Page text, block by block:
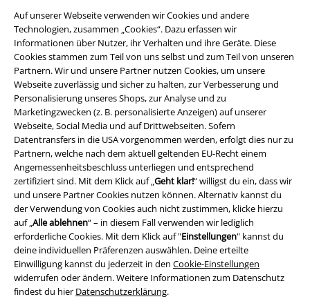
Auf unserer Webseite verwenden wir Cookies und andere
Technologien, zusammen „Cookies“. Dazu erfassen wir
Informationen über Nutzer, ihr Verhalten und ihre Geräte. Diese
Cookies stammen zum Teil von uns selbst und zum Teil von unseren
Partnern. Wir und unsere Partner nutzen Cookies, um unsere
Webseite zuverlässig und sicher zu halten, zur Verbesserung und
Personalisierung unseres Shops, zur Analyse und zu
Marketingzwecken (z. B. personalisierte Anzeigen) auf unserer
Webseite, Social Media und auf Drittwebseiten. Sofern
Datentransfers in die USA vorgenommen werden, erfolgt dies nur zu
Partnern, welche nach dem aktuell geltenden EU-Recht einem
Angemessenheitsbeschluss unterliegen und entsprechend
zertifiziert sind. Mit dem Klick auf „Geht klar!“ willigst du ein, dass wir
und unsere Partner Cookies nutzen können. Alternativ kannst du
der Verwendung von Cookies auch nicht zustimmen, klicke hierzu
auf „Alle ablehnen“ – in diesem Fall verwenden wir lediglich
erforderliche Cookies. Mit dem Klick auf "Einstellungen" kannst du
deine individuellen Präferenzen auswählen. Deine erteilte
Einwilligung kannst du jederzeit in den Cookie-Einstellungen
widerrufen oder ändern. Weitere Informationen zum Datenschutz
findest du hier Datenschutzerklärung.
EMP App
Lade dir jetzt kostenlos unsere neue EMP App runter und genieße
die vielen neuen Funktionen und Vorteile!
A Warner Music Group Company